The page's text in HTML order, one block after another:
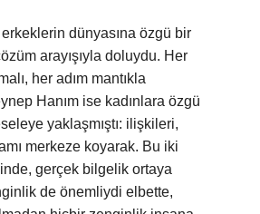
erkeklerin dünyasına özgü bir
arayışıyla doluydu. Her
her adım mantıkla
Hanım ise kadınlara özgü
yaklaşmıştı: ilişkileri,
merkeze koyarak. Bu iki
gerçek bilgelik ortaya
de önemliydi elbette,